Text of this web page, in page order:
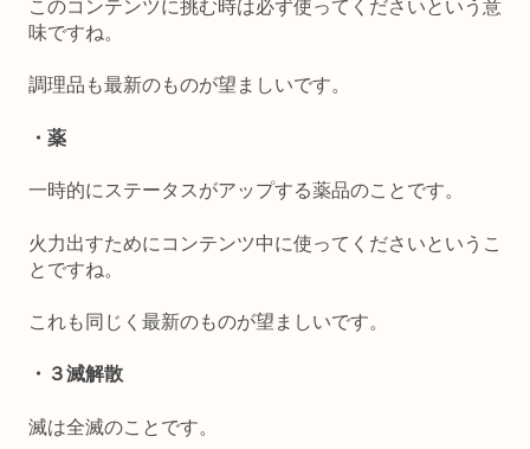
このコンテンツに挑む時は必ず使ってくださいという意
味ですね。
調理品も最新のものが望ましいです。
・薬
一時的にステータスがアップする薬品のことです。
火力出すためにコンテンツ中に使ってくださいというこ
とですね。
これも同じく最新のものが望ましいです。
・３滅解散
滅は全滅のことです。